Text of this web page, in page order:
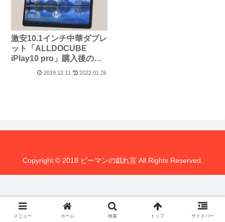
激安10.1インチ中華ダブレ
ット「ALLDOCUBE
iPlay10 pro」購入後のレ
2019.12.11 2022.01.26
Copyright © 2018 ピーマンの戯れ言 All Rights Reserved.
メニュー ホーム 検索 トップ サイドバー